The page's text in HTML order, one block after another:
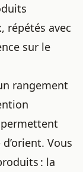
répétés avec
sur le
rangement
Vous
: la